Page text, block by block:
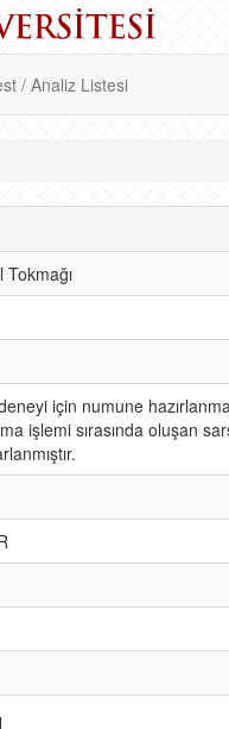
/ Analiz Listesi
için numune
işlemi sırasında oluşan